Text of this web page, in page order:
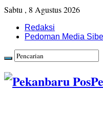
Sabtu , 8 Agustus 2026
Redaksi
Pedoman Media